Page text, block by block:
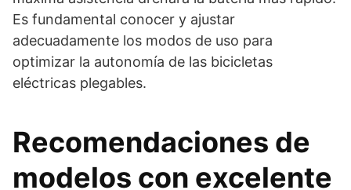
Es fundamental conocer y ajustar
adecuadamente los modos de uso para
optimizar la autonomía de las bicicletas
eléctricas plegables.
Recomendaciones de
modelos con excelente